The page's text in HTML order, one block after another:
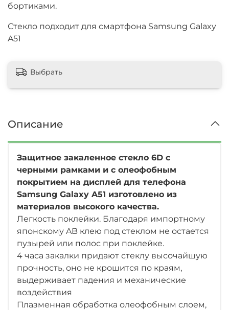
бортиками.
Стекло подходит для смартфона Samsung Galaxy
A51
Выбрать
Описание
Защитное закаленное стекло 6D с
черными рамками и с олеофобным
покрытием на дисплей для телефона
Samsung Galaxy A51 изготовлено из
материалов высокого качества.
Легкость поклейки. Благодаря импортному
японскому AB клею под стеклом не остается
пузырей или полос при поклейке.
4 часа закалки придают стеклу высочайшую
прочность, оно не крошится по краям,
выдерживает падения и механические
воздействия
Плазменная обработка олеофобным слоем,